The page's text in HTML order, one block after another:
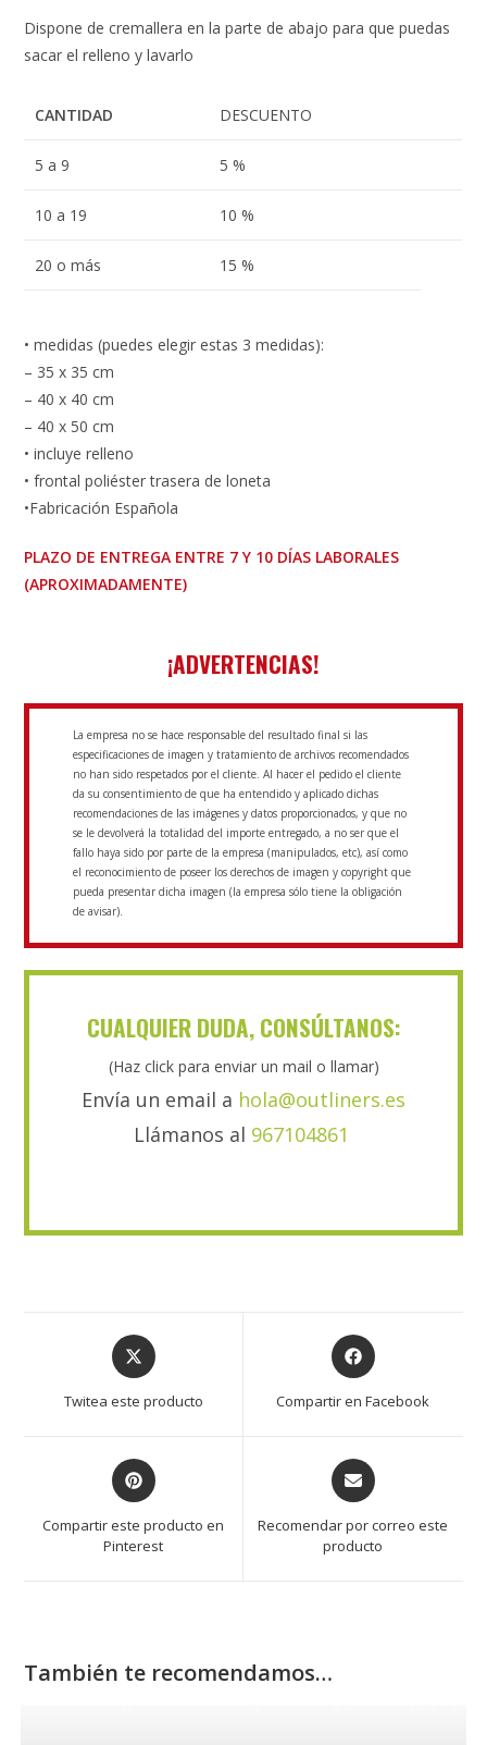
Dispone de cremallera en la parte de abajo para que puedas
sacar el relleno y lavarlo
CANTIDAD DESCUENTO
5 a 9 5 %
10 a 19 10 %
20 o más 15 %
• medidas (puedes elegir estas 3 medidas):
– 35 x 35 cm
– 40 x 40 cm
– 40 x 50 cm
• incluye relleno
• frontal poliéster trasera de loneta
•Fabricación Española
PLAZO DE ENTREGA ENTRE 7 Y 10 DÍAS LABORALES
(APROXIMADAMENTE)
¡ADVERTENCIAS!
La empresa no se hace responsable del resultado final si las
especificaciones de imagen y tratamiento de archivos recomendados
no han sido respetados por el cliente. Al hacer el pedido el cliente
da su consentimiento de que ha entendido y aplicado dichas
recomendaciones de las imágenes y datos proporcionados, y que no
se le devolverá la totalidad del importe entregado, a no ser que el
fallo haya sido por parte de la empresa (manipulados, etc), así como
el reconocimiento de poseer los derechos de imagen y copyright que
pueda presentar dicha imagen (la empresa sólo tiene la obligación
de avisar).
CUALQUIER DUDA, CONSÚLTANOS:
(Haz click para enviar un mail o llamar)
Envía un email a hola@outliners.es
Llámanos al 967104861
Twitea este producto Compartir en Facebook
Compartir este producto en
Pinterest
Recomendar por correo este
producto
También te recomendamos…